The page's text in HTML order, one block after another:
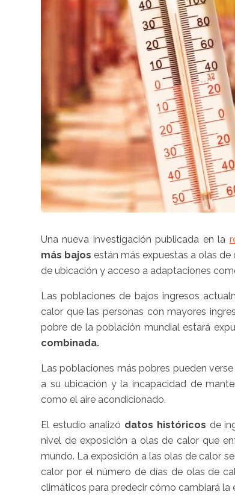
Una nueva investigación publicada en la
más bajos están más expuestas a olas
de ubicación y acceso a adaptaciones
Las poblaciones de bajos ingresos
calor que las personas con mayores
pobre de la población mundial estará
combinada.
Las poblaciones más pobres pueden
a su ubicación y la incapacidad de
como el aire acondicionado.
El estudio analizó datos históricos de
nivel de exposición a olas de calor que
mundo. La exposición a las olas de calor
calor por el número de días de olas de
climáticos para predecir cómo cambiará la